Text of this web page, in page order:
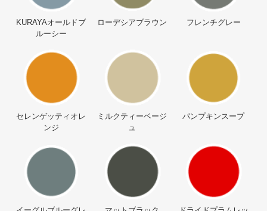
KURAYAオールドブ
ルーシー
ローデシアブラウン フレンチグレー
セレンゲッティオレ
ンジ
ミルクティーベージ
ュ
パンプキンスープ